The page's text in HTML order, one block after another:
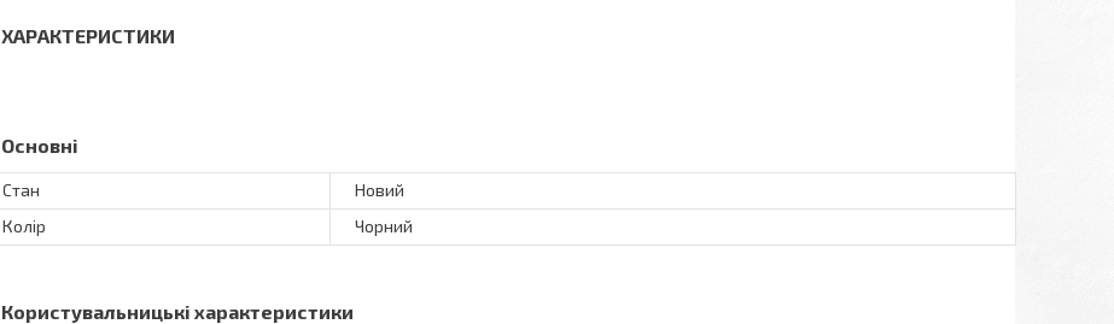
ХАРАКТЕРИСТИКИ
Основні
Стан
Новий
Колір
Чорний
Користувальницькі характеристики